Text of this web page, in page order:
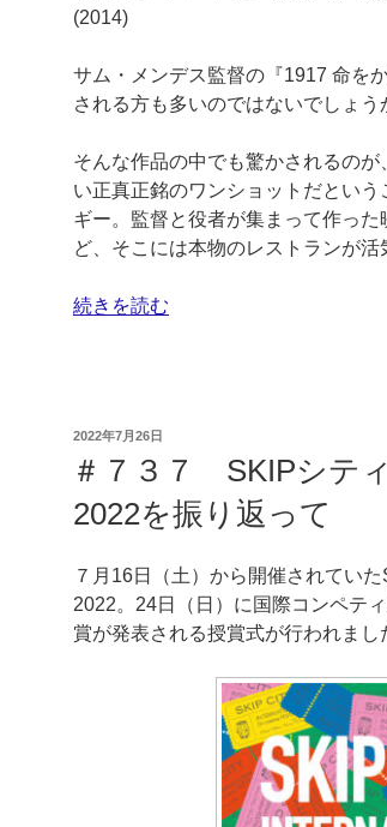
(2014)
サム・メンデス監督の『1917 命を
される方も多いのではないでしょう
そんな作品の中でも驚かされるの
い正真正銘のワンショットだとい
ギー。監督と役者が集まって作っ
ど、そこには本物のレストランが活
“#
リ
ン
イ
ン
ト
続きを読む
投
日:
2022年7月26日
＃７３７ SKIPシテ
2022を振り返って
７月16日（土）から開催されてい
2022。24日（日）に国際コンペテ
賞が発表される授賞式が行われまし